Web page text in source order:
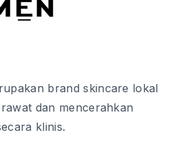
brand skincare lokal
dan mencerahkan
klinis.